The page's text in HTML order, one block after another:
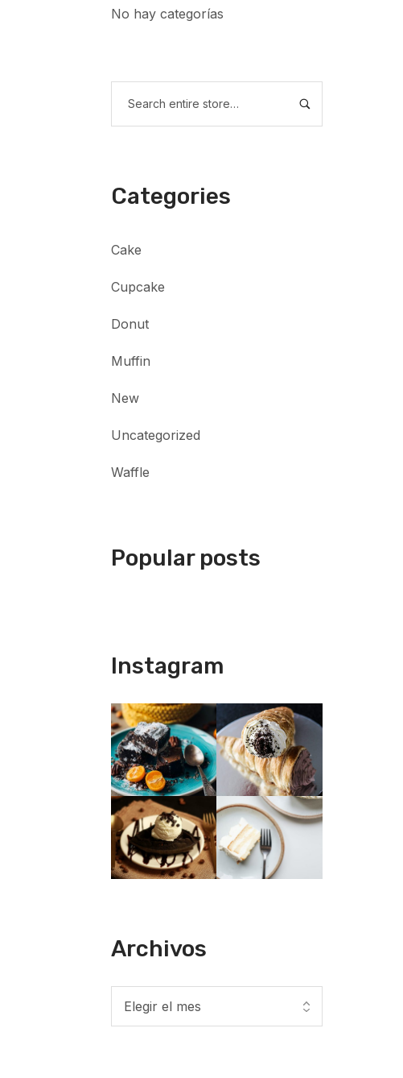
No hay categorías
Categories
Cake
Cupcake
Donut
Muffin
New
Uncategorized
Waffle
Popular posts
Instagram
Archivos